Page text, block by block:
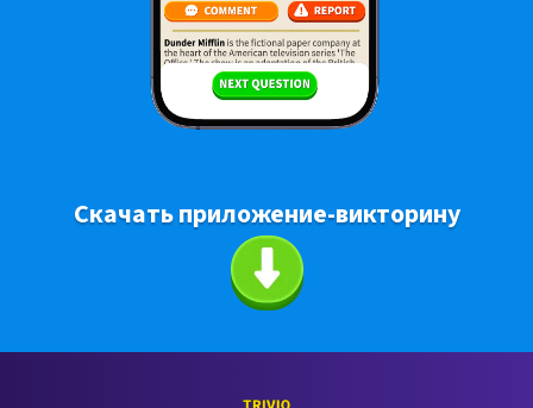
Скачать приложение-викторину